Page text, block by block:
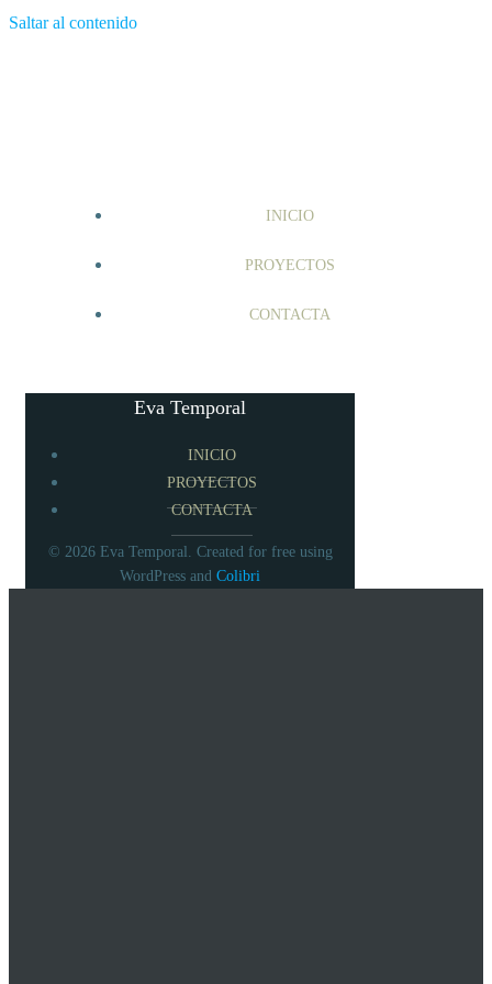
Saltar al contenido
INICIO
PROYECTOS
CONTACTA
Eva Temporal
INICIO
PROYECTOS
CONTACTA
© 2026 Eva Temporal. Created for free using
WordPress and Colibri